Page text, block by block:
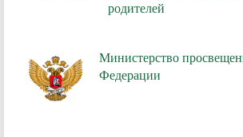
родителей
Министерство
Федерации